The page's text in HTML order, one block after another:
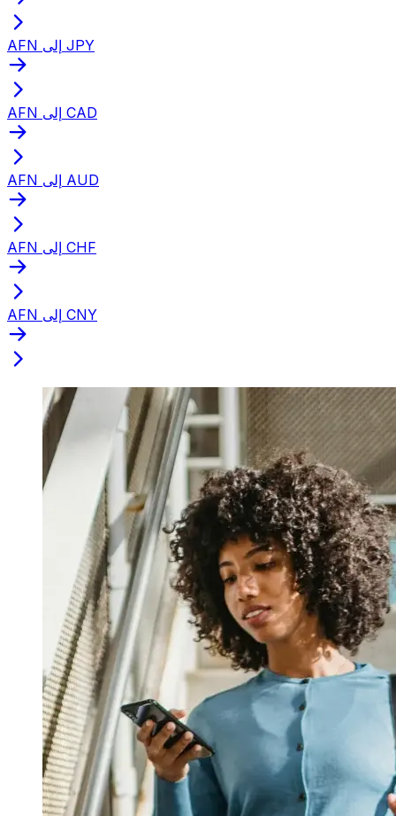
AFN إلى JPY
AFN إلى CAD
AFN إلى AUD
AFN إلى CHF
AFN إلى CNY